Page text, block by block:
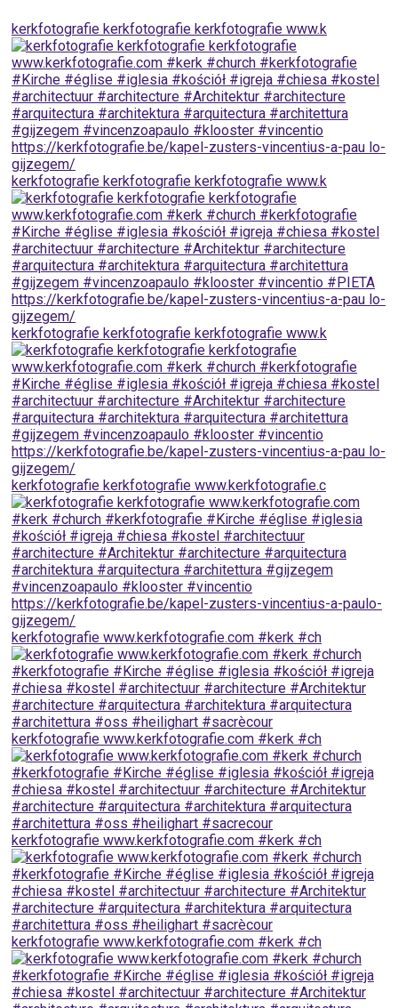
kerkfotografie kerkfotografie kerkfotografie www.k
kerkfotografie kerkfotografie kerkfotografie www.k
kerkfotografie kerkfotografie kerkfotografie www.k
kerkfotografie kerkfotografie www.kerkfotografie.c
kerkfotografie www.kerkfotografie.com ⁠#kerk #ch
kerkfotografie www.kerkfotografie.com ⁠#kerk #ch
kerkfotografie www.kerkfotografie.com ⁠#kerk #ch
kerkfotografie www.kerkfotografie.com ⁠#kerk #ch